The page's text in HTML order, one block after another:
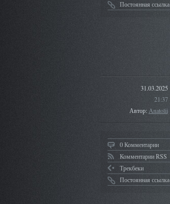
Постоянная ссылка
31.03.2025
21:37
Автор:Anatolii
0 Комментарии
Комментарии RSS
Трекбеки
Постоянная ссылка